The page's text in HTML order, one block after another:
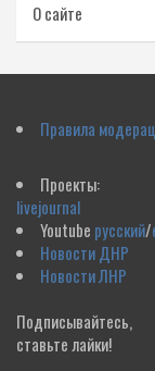
О сайте
Правила
Проекты:
livejournal
Youtube русский/
Новости ДНР
Новости ЛНР
Подписывайтесь,
ставьте лайки!